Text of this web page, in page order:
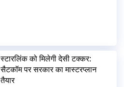
स्टारलिंक को मिलेगी देसी टक्कर:
सैटकॉम पर सरकार का मास्टरप्लान
तैयार